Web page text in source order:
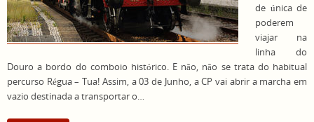
de única de
poderem
viajar na
linha do
Douro a bordo do comboio histórico. E não, não se trata do habitual
percurso Régua – Tua! Assim, a 03 de Junho, a CP vai abrir a marcha em
vazio destinada a transportar o…